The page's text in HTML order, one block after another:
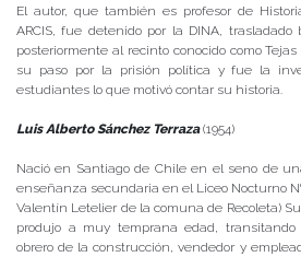
El autor, que también es profesor de
ARCIS, fue detenido por la DINA,
posteriormente al recinto conocido como
su paso por la prisión política y fue la
estudiantes lo que motivó contar su historia.
Luis Alberto Sánchez Terraza(1954)
Nació en Santiago de Chile en el seno de
enseñanza secundaria en el Liceo Nocturno
Valentín Letelier de la comuna de Recoleta)
produjo a muy temprana edad, transitando
obrero de la construcción, vendedor y